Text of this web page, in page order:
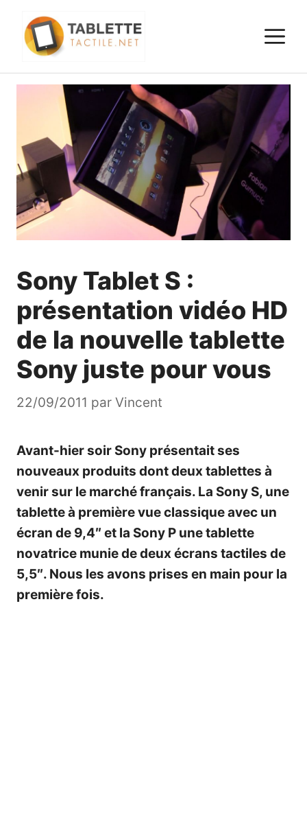
contenu
Sony Tablet S :
présentation vidéo HD
de la nouvelle tablette
Sony juste pour vous
22/09/2011 par Vincent
Avant-hier soir Sony présentait ses
nouveaux produits dont deux tablettes à
venir sur le marché français. La Sony S, une
tablette à première vue classique avec un
écran de 9,4″ et la Sony P une tablette
novatrice munie de deux écrans tactiles de
5,5″. Nous les avons prises en main pour la
première fois.